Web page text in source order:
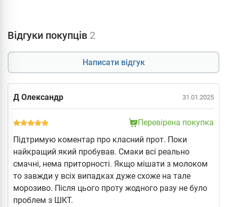
Відгуки покупців 2
Написати відгук
Д Олександр 31.01.2025
Перевірена покупка
Підтримую коментар про класний прот. Поки
найкращий який пробував. Смаки всі реально
смачні, нема приторності. Якщо мішати з молоком
то завжди у всіх випадках дуже схоже на тале
морозиво. Після цього проту жодного разу не було
проблем з ШКТ.